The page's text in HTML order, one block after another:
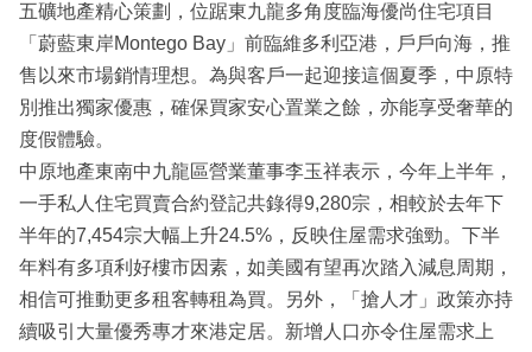
五礦地產精心策劃，位踞東九龍多角度臨海優尚住宅項目
「蔚藍東岸Montego Bay」前臨維多利亞港，戶戶向海，推
售以來市場銷情理想。為與客戶一起迎接這個夏季，中原特
別推出獨家優惠，確保買家安心置業之餘，亦能享受奢華的
度假體驗。
中原地產東南中九龍區營業董事李玉祥表示，今年上半年，
一手私人住宅買賣合約登記共錄得9,280宗，相較於去年下
半年的7,454宗大幅上升24.5%，反映住屋需求強勁。下半
年料有多項利好樓市因素，如美國有望再次踏入減息周期，
相信可推動更多租客轉租為買。另外，「搶人才」政策亦持
續吸引大量優秀專才來港定居。新增人口亦令住屋需求上